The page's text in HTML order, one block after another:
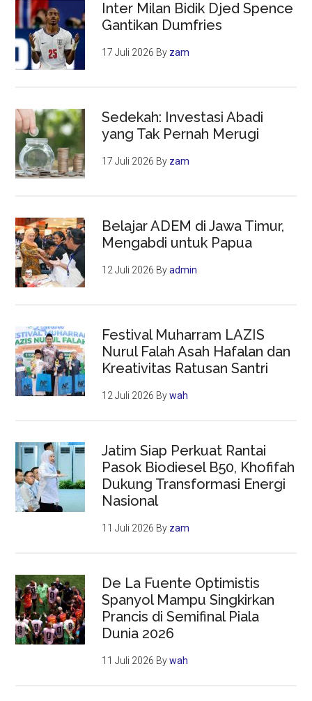
Inter Milan Bidik Djed Spence
Gantikan Dumfries
17 Juli 2026 By zam
Sedekah: Investasi Abadi
yang Tak Pernah Merugi
17 Juli 2026 By zam
Belajar ADEM di Jawa Timur,
Mengabdi untuk Papua
12 Juli 2026 Byadmin
Festival Muharram LAZIS
Nurul Falah Asah Hafalan dan
Kreativitas Ratusan Santri
12 Juli 2026 Bywah
Jatim Siap Perkuat Rantai
Pasok Biodiesel B50, Khofifah
Dukung Transformasi Energi
Nasional
11 Juli 2026 By zam
De La Fuente Optimistis
Spanyol Mampu Singkirkan
Prancis di Semifinal Piala
Dunia 2026
11 Juli 2026 Bywah